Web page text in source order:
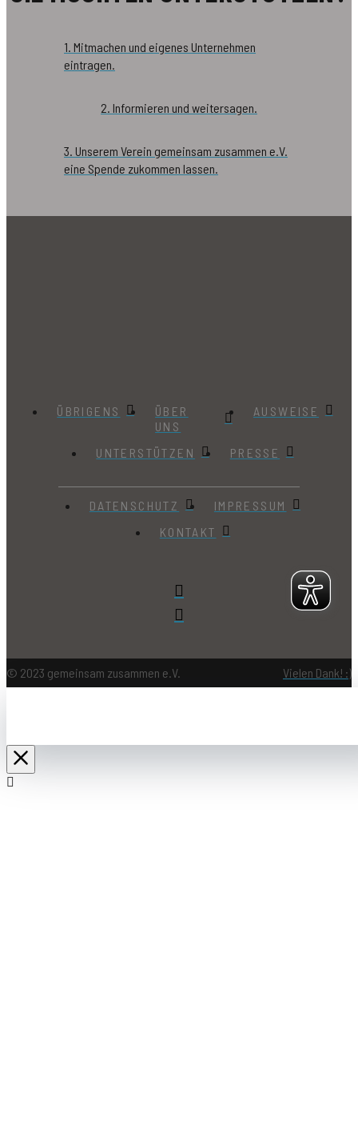
1. Mitmachen und eigenes Unternehmen
eintragen.
2. Informieren und weitersagen.
3. Unserem Verein gemeinsam zusammen e.V.
eine Spende zukommen lassen.
ÜBRIGENS
ÜBER
UNS
AUSWEISE
UNTERSTÜTZEN PRESSE
DATENSCHUTZ
IMPRESSUM
KONTAKT
© 2023 gemeinsam zusammen e.V. Vielen Dank! :)